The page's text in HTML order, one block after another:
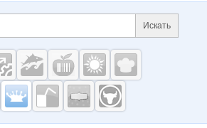
информация
Поиск по сайту и
Искать
полезные проекты
Молочная